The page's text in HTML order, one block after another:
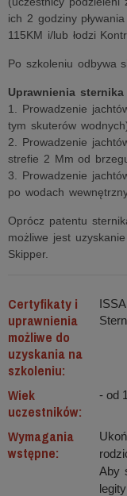
ich 2 godziny
115KM i/lub łodzi
Po szkoleniu odbywa
Uprawnienia
1. Prowadzenie
tym skuterów
2. Prowadzenie
strefie 2 Mm od
3. Prowadzenie
po wodach
Oprócz patentu
możliwe jest
Skipper.
Certyfikaty i
uprawnienia
możliwe do
uzyskania na
szkoleniu:
Wiek
uczestników:
- od
Wymagania
wstępne:
Aby